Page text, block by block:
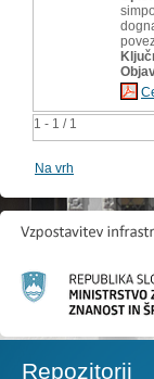
1 - 1 / 1
Na vrh
Repozitorij